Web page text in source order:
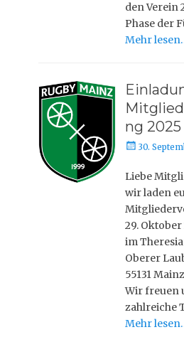
den Verein
Phase der
Mehr
ng 2025
Posted
30.
Liebe
wir laden
29. Oktober
im
Oberer
55131
Wir freuen
zahlreiche
Mehr